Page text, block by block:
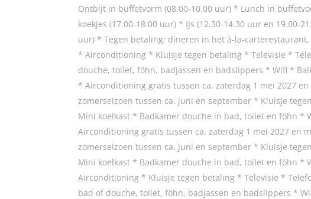
Ontbijt in buffetvorm (08.00-10.00 uur) * Lunch in
koekjes (17.00-18.00 uur) * IJs (12.30-14.30 uur en 19.00-
uur) * Tegen betaling: dineren in het à-la-
* Airconditioning * Kluisje tegen betaling * Televisie *
douche, toilet, föhn, badjassen en badslippers * Wifi *
* Airconditioning gratis tussen ca. zaterdag 1 mei 2027
zomerseizoen tussen ca. juni en september * Kluisje
Mini koelkast * Badkamer douche in bad, toilet en föhn *
Airconditioning gratis tussen ca. zaterdag 1 mei 2027 en
zomerseizoen tussen ca. juni en september * Kluisje
Mini koelkast * Badkamer douche in bad, toilet en föhn *
Airconditioning * Kluisje tegen betaling * Televisie *
bad of douche, toilet, föhn, badjassen en badslippers *